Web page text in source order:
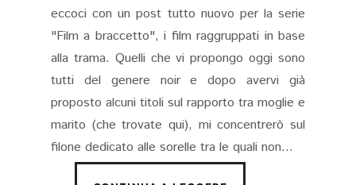
eccoci con un post tutto nuovo per la serie
"Film a braccetto", i film raggruppati in base
alla trama. Quelli che vi propongo oggi sono
tutti del genere noir e dopo avervi già
proposto alcuni titoli sul rapporto tra moglie e
marito (che trovate qui), mi concentrerò sul
filone dedicato alle sorelle tra le quali non...